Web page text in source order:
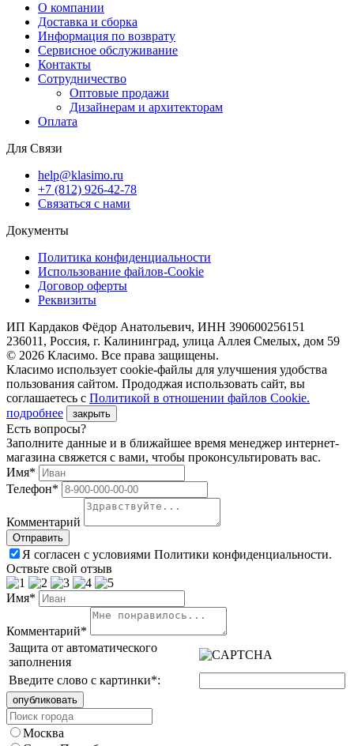
О компании
Доставка и сборка
Информация по возврату
Сервисное обслуживание
Контакты
Сотрудничество
Оптовые продажи
Дизайнерам и архитекторам
Оплата
Для Связи
help@klasimo.ru
+7 (812) 926-42-78
Связаться с нами
Документы
Политика конфиденциальности
Использование файлов-Cookie
Договор оферты
Реквизиты
ИП Кардаков Фёдор Анатольевич, ИНН 390600256151
236011, Россия, г. Калининград, улица Аллея Смелых, дом 59
© 2026 Класимо. Все права защищены.
Класимо использует cookie-файлы для улучшения удобства
пользования сайтом. Прододжая использовать сайт, вы
соглашаетесь с Политикой в отношении файлов Сookie.
подробнее
закрыть
Есть вопросы?
Заполните данные и в ближайшее время менеджер интернет-
магазина свяжется с вами, чтобы проконсультировать вас.
Имя*
Телефон*
Комментарий
Я согласен с условиями Политики конфиденциальности.
Оствьте свой отзыв
Имя*
Комментарий*
Защита от автоматического
заполнения
Введите слово с картинки*:
Москва